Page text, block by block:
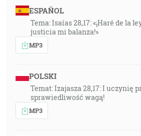
ESPAÑOL
Tema: Isaías 28,17: «¡Haré de la
justicia mi balanza!»
MP3
POLSKI
Temat: Izajasza 28,17: I uczynię
sprawiedliwość wagą!
MP3